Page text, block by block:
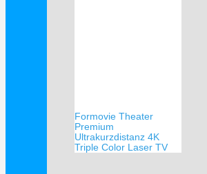
Formovie Theater
Premium
Ultrakurzdistanz 4K
Triple Color Laser TV